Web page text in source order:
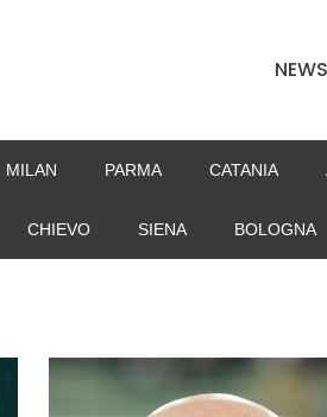
NEWS
MILAN PARMA CATANIA
CHIEVO SIENA BOLOGNA